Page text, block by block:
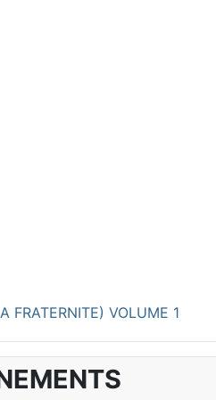
FRATERNITE) VOLUME 1